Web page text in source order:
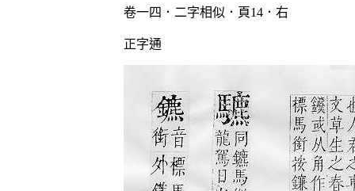
卷一四．二字相似．頁14．右
正字通